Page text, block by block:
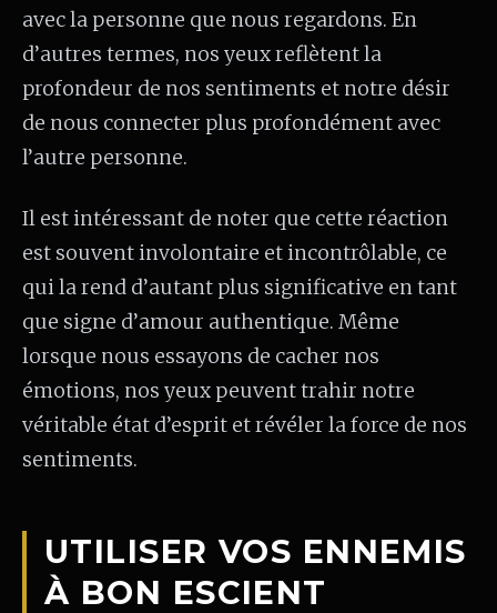
avec la personne que nous regardons. En
d’autres termes, nos yeux reflètent la
profondeur de nos sentiments et notre désir
de nous connecter plus profondément avec
l’autre personne.
Il est intéressant de noter que cette réaction
est souvent involontaire et incontrôlable, ce
qui la rend d’autant plus significative en tant
que signe d’amour authentique. Même
lorsque nous essayons de cacher nos
émotions, nos yeux peuvent trahir notre
véritable état d’esprit et révéler la force de nos
sentiments.
UTILISER VOS ENNEMIS
À BON ESCIENT